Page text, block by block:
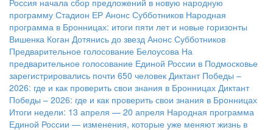
Россия начала сбор предложений в новую народную
программу Стадион ЕР Анонс Субботников Народная
программа в Бронницах: итоги пяти лет и новые горизонты
Вишенка Коган Дотянись до звезд Анонс Субботников
Предварительное голосование Белоусова На
предварительное голосование Единой России в Подмосковье
зарегистрировались почти 650 человек Диктант Победы –
2026: где и как проверить свои знания в Бронницах Диктант
Победы – 2026: где и как проверить свои знания в Бронницах
Итоги недели: 13 апреля — 20 апреля Народная программа
Единой России — изменения, которые уже меняют жизнь в